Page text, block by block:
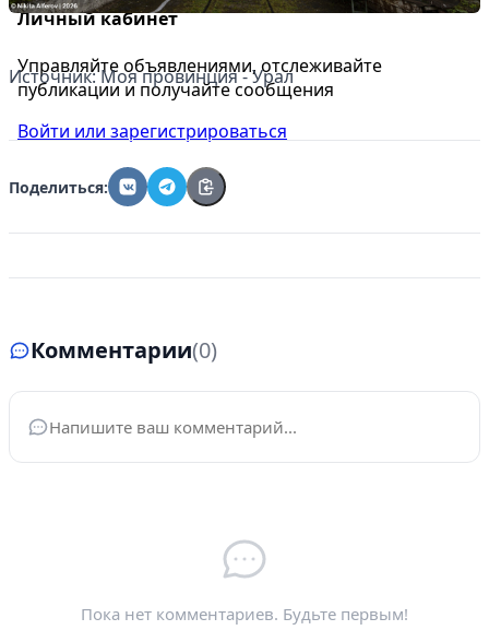
Личный кабинет
Управляйте объявлениями, отслеживайте
публикации и получайте сообщения
Войти или зарегистрироваться
Источник: Моя провинция - Урал
Поделиться:
Комментарии(0)
Ваше имя*
Пока нет комментариев. Будьте первым!